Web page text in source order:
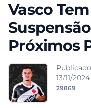
Vasco
Próximos
13/11/
29869